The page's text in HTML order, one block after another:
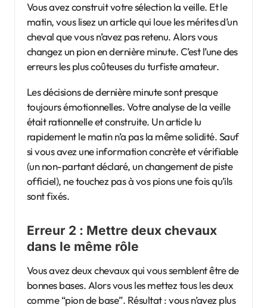
Vous avez construit votre sélection la veille. Et le
matin, vous lisez un article qui loue les mérites d’un
cheval que vous n’avez pas retenu. Alors vous
changez un pion en dernière minute. C’est l’une des
erreurs les plus coûteuses du turfiste amateur.
Les décisions de dernière minute sont presque
toujours émotionnelles. Votre analyse de la veille
était rationnelle et construite. Un article lu
rapidement le matin n’a pas la même solidité. Sauf
si vous avez une information concrète et vérifiable
(un non-partant déclaré, un changement de piste
officiel), ne touchez pas à vos pions une fois qu’ils
sont fixés.
Erreur 2 : Mettre deux chevaux
dans le même rôle
Vous avez deux chevaux qui vous semblent être de
bonnes bases. Alors vous les mettez tous les deux
comme “pion de base”. Résultat : vous n’avez plus